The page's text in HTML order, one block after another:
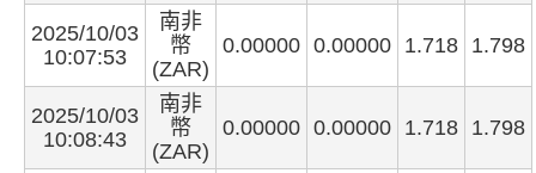
2025/10/03
10:07:53
南非
幣
(ZAR)
0.00000 0.00000 1.718 1.798
2025/10/03
10:08:43
南非
幣
(ZAR)
0.00000 0.00000 1.718 1.798